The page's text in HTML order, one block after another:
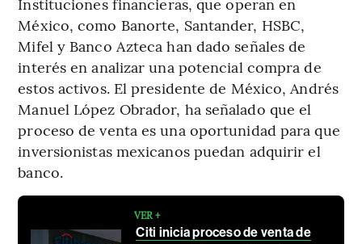
México, como Banorte, Santander, HSBC,
Mifel y Banco Azteca han dado señales de
interés en analizar una potencial compra de
estos activos. El presidente de México, Andrés
Manuel López Obrador, ha señalado que el
proceso de venta es una oportunidad para que
inversionistas mexicanos puedan adquirir el
banco.
VER +
Citi inicia proceso de venta de